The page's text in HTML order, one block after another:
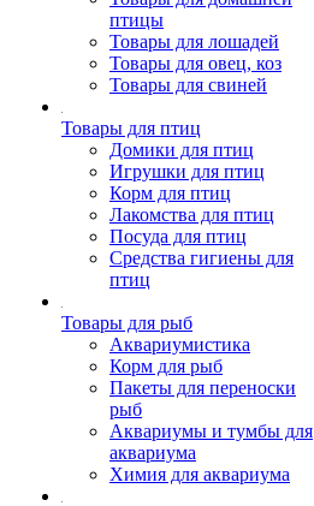
птицы
Товары для лошадей
Товары для овец, коз
Товары для свиней
Товары для птиц
Домики для птиц
Игрушки для птиц
Корм для птиц
Лакомства для птиц
Посуда для птиц
Средства гигиены для
птиц
Товары для рыб
Аквариумистика
Корм для рыб
Пакеты для переноски
рыб
Аквариумы и тумбы для
аквариума
Химия для аквариума